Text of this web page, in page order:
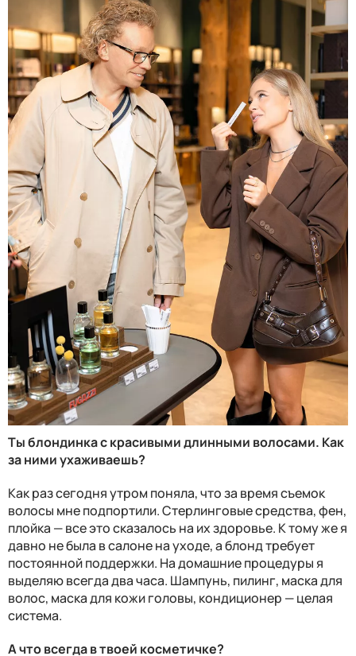
Ты блондинка с красивыми длинными волосами. Как
за ними ухаживаешь?
Как раз сегодня утром поняла, что за время съемок
волосы мне подпортили. Стерлинговые средства, фен,
плойка — все это сказалось на их здоровье. К тому же я
давно не была в салоне на уходе, а блонд требует
постоянной поддержки. На домашние процедуры я
выделяю всегда два часа. Шампунь, пилинг, маска для
волос, маска для кожи головы, кондиционер — целая
система.
А что всегда в твоей косметичке?